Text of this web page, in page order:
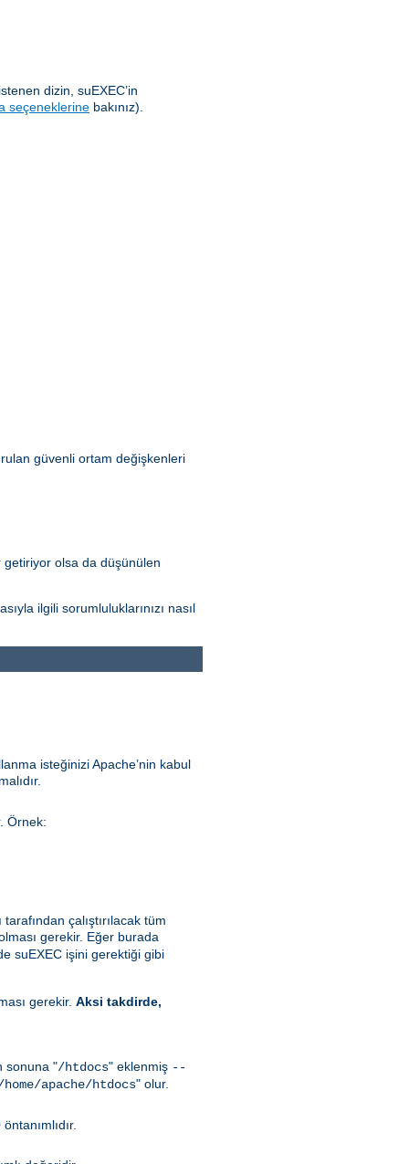
dizin, suEXEC’in
seçeneklerine bakınız).
güvenli ortam değişkenleri
getiriyor olsa da düşünülen
ilgili sorumluluklarınızı nasıl
isteğinizi Apache’nin kabul
Örnek:
çalıştırılacak tüm
gerekir. Eğer burada
suEXEC işini gerektiği gibi
gerekir. Aksi takdirde,
sonuna "/htdocs" eklenmiş --
apache/htdocs" olur.